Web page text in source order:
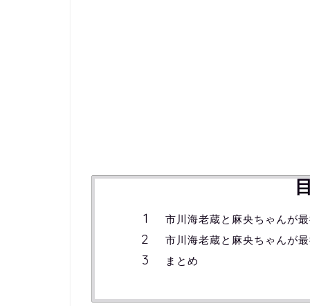
市川海老蔵と麻央ちゃんが
市川海老蔵と麻央ちゃんが
まとめ